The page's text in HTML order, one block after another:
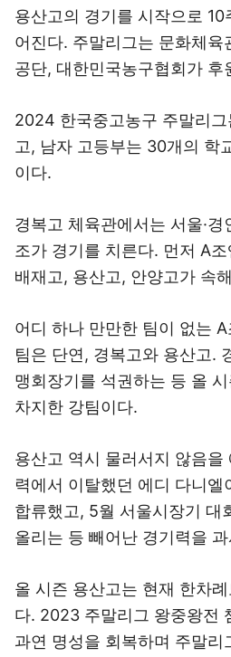
용산고의 경기를 시작으로 10
어진다. 주말리그는 문화체육
공단, 대한민국농구협회가 후
2024 한국중고농구 주말리
고, 남자 고등부는 30개의 학
이다.
경복고 체육관에서는 서울·경
조가 경기를 치른다. 먼저 A
배재고, 용산고, 안양고가 속
어디 하나 만만한 팀이 없는
팀은 단연, 경복고와 용산고.
맹회장기를 석권하는 등 올
차지한 강팀이다.
용산고 역시 물러서지 않음을
력에서 이탈했던 에디 다니엘
합류했고, 5월 서울시장기 대
올리는 등 빼어난 경기력을
올 시즌 용산고는 현재 한차
다. 2023 주말리그 왕중왕전
과연 명성을 회복하며 주말리